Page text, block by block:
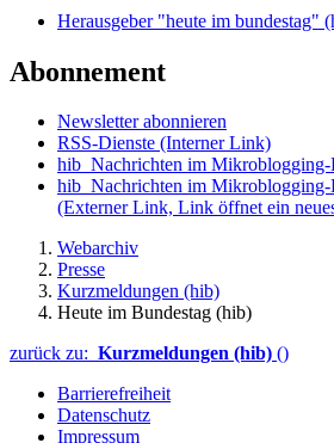
Herausgeber "heute im bundestag"
Abonnement
Newsletter abonnieren
RSS-Dienste (Interner Link)
hib_Nachrichten im
hib_Nachrichten im Mikroblogging-
(Externer Link, Link öffnet ein
Webarchiv
Presse
Kurzmeldungen (hib)
Heute im Bundestag (hib)
zurück zu: Kurzmeldungen (hib) ()
Barrierefreiheit
Datenschutz
Impressum